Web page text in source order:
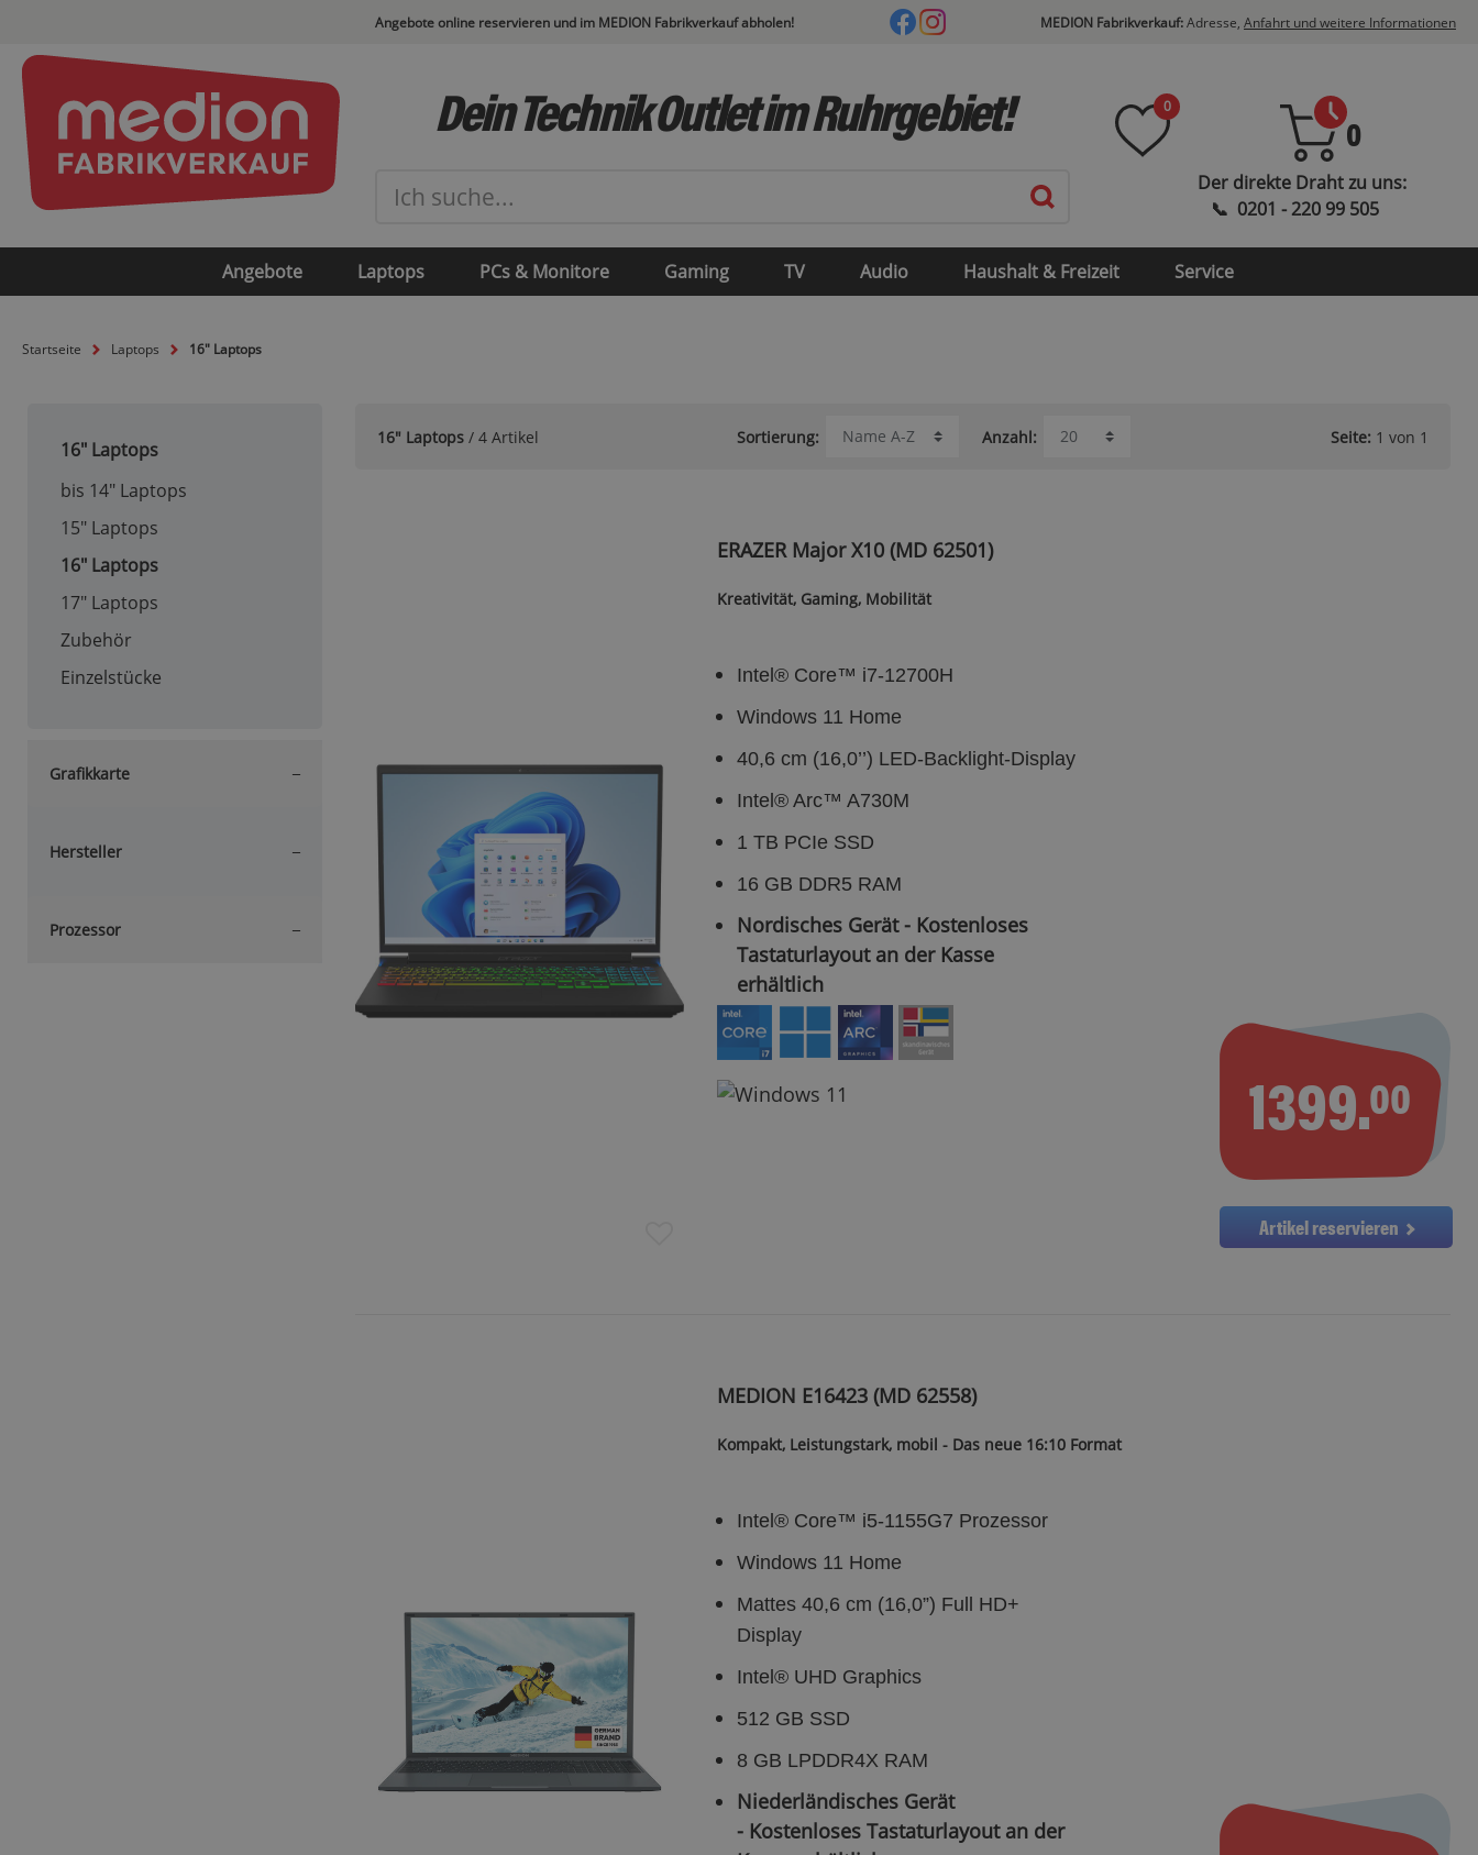
Angebote online reservieren und im MEDION Fabrikverkauf abholen! MEDION Fabrikverkauf:Adresse, Anfahrt und weitere Informationen
0
0
Dein Technik Outlet im Ruhrgebiet!
Angebote Laptops PCs & Monitore Gaming TV Audio Haushalt & Freizeit Service
Startseite Laptops 16" Laptops
16" Laptops
bis 14" Laptops
15" Laptops
16" Laptops
17" Laptops
Zubehör
Einzelstücke
Grafikkarte
Hersteller
Prozessor
16" Laptops/ 4 Artikel Seite: 1 von 1
ERAZER Major X10 (MD 62501)
Kreativität, Gaming, Mobilität
Intel® Core™ i7-12700H
Windows 11 Home
40,6 cm (16,0’’) LED-Backlight-Display
Intel® Arc™ A730M
1 TB PCIe SSD
16 GB DDR5 RAM
Nordisches Gerät - Kostenloses
Tastaturlayout an der Kasse
erhältlich
1399.00
Artikel reservieren
MEDION E16423 (MD 62558)
Kompakt, Leistungstark, mobil - Das neue 16:10 Format
Intel® Core™ i5-1155G7 Prozessor
Windows 11 Home
Mattes 40,6 cm (16,0”) Full HD+
Display
Intel® UHD Graphics
512 GB SSD
8 GB LPDDR4X RAM
Niederländisches Gerät
- Kostenloses Tastaturlayout an der